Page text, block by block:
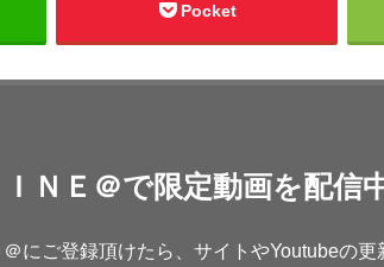
Pocket
ＩＮＥ＠で限定動画を配信
にご登録頂けたら、サイトやYoutubeの